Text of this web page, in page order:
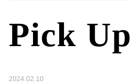
Pick Up
2024.02.10